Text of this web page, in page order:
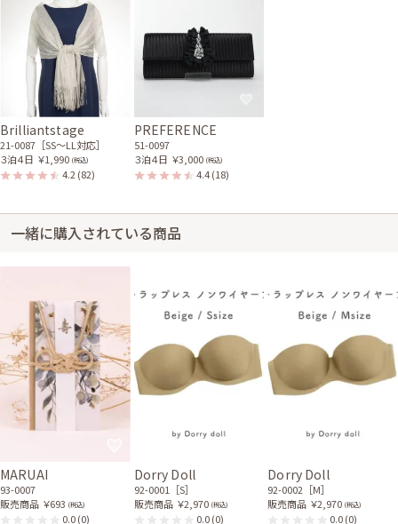
サイズはぴったりで、丈はひざ上でした。 生地もしっかりした質の良いも
のが届き、大満足です。 妊娠27週での着用でしたが、ドレスはきつくなく
ぴったりでした。 個人差があると思いますが、私の場合はひざ上2cmくら
いになりました。 袋から出した時、しわ1つなく、とても丁寧に包装されて
いてうれしかったです。 返却方法も写真つきでわかりやすいです。
レンタル/購入した商品
ゴールドのフリンジストー
ル
21-0255
Brilliantstage
21-0087［SS〜LL対応］
３泊４日 ￥1,990 (税込)
4.2 (82)
PREFERENCE
51-0097
３泊４日 ￥3,000 (税込)
4.4(18)
一緒に購入されている商品
MARUAI
93-0007
販売商品 ￥693 (税込)
0.0(0)
Dorry Doll
92-0001［S］
販売商品 ￥2,970 (税込)
0.0(0)
Dorry Doll
92-0002［M］
販売商品 ￥2,970 (税込)
0.0(0)